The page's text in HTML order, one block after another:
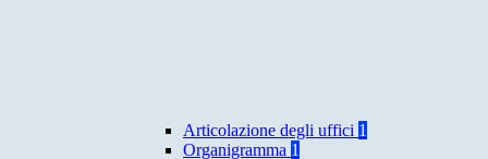
Articolazione degli uffici 1
Organigramma 1